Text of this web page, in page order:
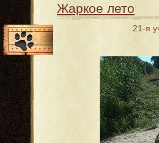
Жаркое лето
21-я